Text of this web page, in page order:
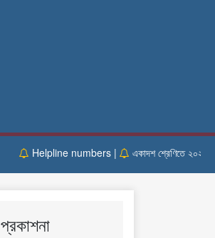
Helpline numbers | একাদশ শ্রেণিতে ২০২৫-
প্রকাশনা